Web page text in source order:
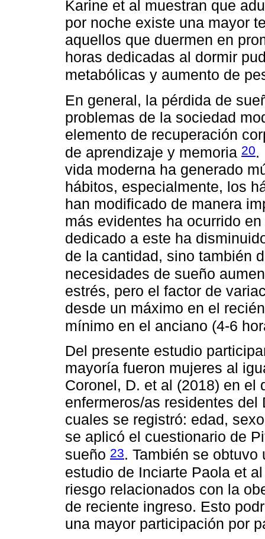
Karine et al muestran que
por noche existe una mayor
aquellos que duermen en
horas dedicadas al dormir
metabólicas y aumento de
En general, la pérdida de
problemas de la sociedad
elemento de recuperación
de aprendizaje y memoria 20.
vida moderna ha generado
hábitos, especialmente, los
han modificado de manera
más evidentes ha ocurrido
dedicado a este ha
de la cantidad, sino también
necesidades de sueño
estrés, pero el factor de
desde un máximo en el
mínimo en el anciano (4-6
Del presente estudio
mayoría fueron mujeres al
Coronel, D. et al (2018) en
enfermeros/as residentes
cuales se registró: edad,
se aplicó el cuestionario de
sueño 23. También se
estudio de Inciarte Paola et
riesgo relacionados con la
de reciente ingreso. Esto
una mayor participación por